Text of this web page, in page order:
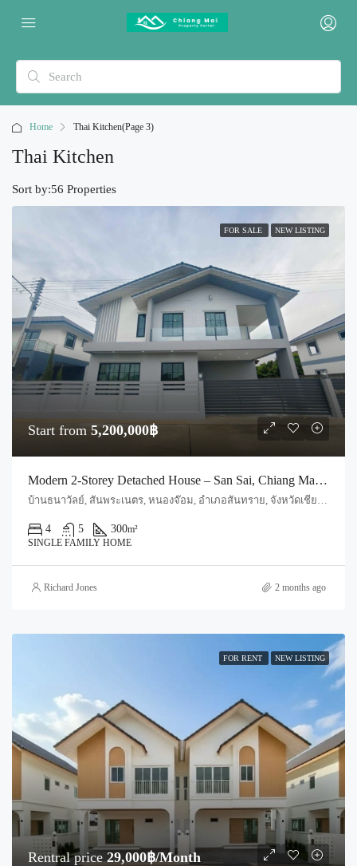
Home Thai Kitchen(Page 3)
Thai Kitchen
56 Properties
Sort by:
FOR SALE NEW LISTING
Start from5,200,000฿
Modern 2-Storey Detached House – San Sai, Chiang Mai (Code : S5701)
4 5 300m²
SINGLE FAMILY HOME
Richard Jones 2 months ago
FOR RENT NEW LISTING
Rentral price29,000฿/Month